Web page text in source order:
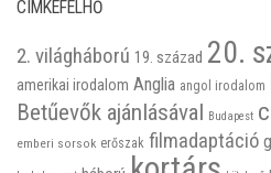
CIMKEFELHŐ
2. világháború 19. század 20.
amerikai irodalom Anglia angol irodalom
Betűevők ajánlásával Budapest
emberi sorsok erőszak filmadaptáció